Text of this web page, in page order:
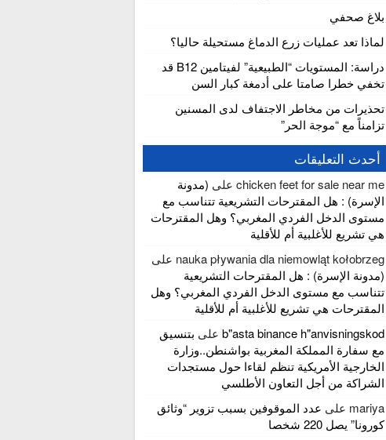
بلاغ صحفي
لماذا تعد عمليات زرع الدماغ مستحيلة حاليا؟
دراسة: المستويات “الطبيعية” لفيتامين B12 قد
تخفي خطرا صامتا على أدمغة كبار السن
تحذيرات من مخاطر الاجتفاف لدى المسنين
تزامناً مع “موجة الحر”
أحدث التعليقات
chicken feet for sale near meعلى (مدونة
الإسرة) : هل المقترحات التشريعية تتناسب مع
مستوى الدخل الفردي المغربي؟ وهل المقترحات
هي تشريع للأغلبية أم للأقلية
nauka pływania dla niemowląt kołobrzeg على
(مدونة الإسرة) : هل المقترحات التشريعية
تتناسب مع مستوى الدخل الفردي المغربي؟ وهل
المقترحات هي تشريع للأغلبية أم للأقلية
b"asta binance h"anvisningskodعلى بتنسيق
مع سفارة المملكة المغربية بواشنطن..وزارة
الخارجية الأمريكية تنظم لقاءا حول مستجدات
الشراكة من أجل التعاون الأطلسي
mariya على عدد الموقوفين بسبب تزوير “وثائق
كورونا” يصل 220 شخصا